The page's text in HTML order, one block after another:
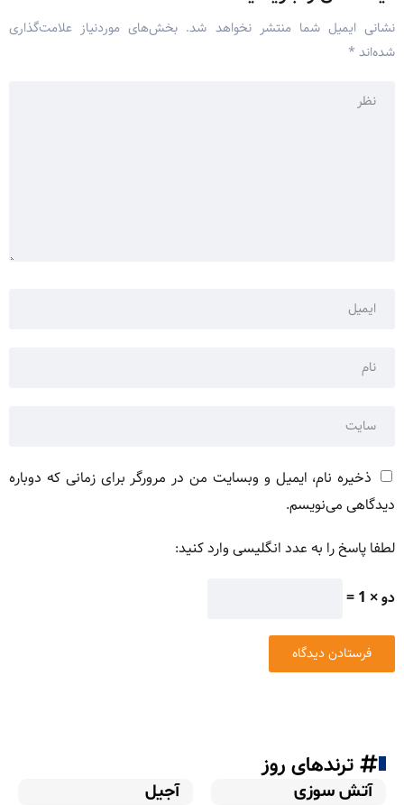
نشانی ایمیل شما منتشر نخواهد شد. بخش‌های موردنیاز علامت‌گذاری
شده‌اند *
ذخیره نام، ایمیل و وبسایت من در مرورگر برای زمانی که دوباره
دیدگاهی می‌نویسم.
لطفا پاسخ را به عدد انگلیسی وارد کنید:
دو × 1 =
ترندهای روز
آتش سوزی
آجیل